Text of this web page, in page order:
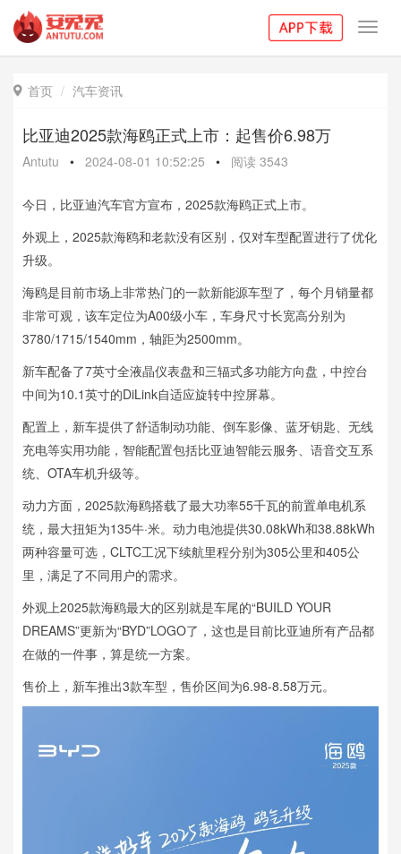
 首页 汽车资讯
比亚迪2025款海鸥正式上市：起售价6.98万
Antutu • 2024-08-01 10:52:25 • 阅读 3543
今日，比亚迪汽车官方宣布，2025款海鸥正式上市。
外观上，2025款海鸥和老款没有区别，仅对车型配置进行了优化
升级。
海鸥是目前市场上非常热门的一款新能源车型了，每个月销量都
非常可观，该车定位为A00级小车，车身尺寸长宽高分别为
3780/1715/1540mm，轴距为2500mm。
新车配备了7英寸全液晶仪表盘和三辐式多功能方向盘，中控台
中间为10.1英寸的DiLink自适应旋转中控屏幕。
配置上，新车提供了舒适制动功能、倒车影像、蓝牙钥匙、无线
充电等实用功能，智能配置包括比亚迪智能云服务、语音交互系
统、OTA车机升级等。
动力方面，2025款海鸥搭载了最大功率55千瓦的前置单电机系
统，最大扭矩为135牛·米。动力电池提供30.08kWh和38.88kWh
两种容量可选，CLTC工况下续航里程分别为305公里和405公
里，满足了不同用户的需求。
外观上2025款海鸥最大的区别就是车尾的“BUILD YOUR
DREAMS”更新为“BYD”LOGO了，这也是目前比亚迪所有产品都
在做的一件事，算是统一方案。
售价上，新车推出3款车型，售价区间为6.98-8.58万元。